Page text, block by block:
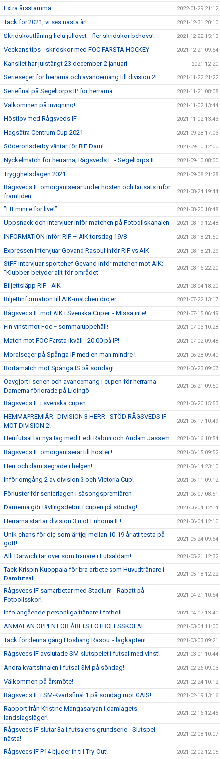
Extra årsstämma 2022-01-29 21:12
Tack för 2021, vi ses nästa år! 2021-12-31 20:10
Skridskoutlåning hela jullovet - fler skridskor behövs! 2021-12-22 15:13
Veckans tips - skridskor med FOC FARSTA HOCKEY 2021-12-21 09:54
Kansliet har julstängt 23 december-2 januari 2021-12-20
Serieseger för herrarna och avancemang till division 2! 2021-11-22 21:22
Seriefinal på Segeltorps IP för herrarna 2021-11-21 08:08
Välkommen på invigning! 2021-11-02 13:44
Höstlov med Rågsveds IF 2021-11-02 13:43
Hagsätra Centrum Cup 2021 2021-09-28 17:03
Söderortsderby väntar för RIF Dam! 2021-09-10 12:00
Nyckelmatch för herrarna; Rågsveds IF - Segeltorps IF 2021-09-10 08:00
Trygghetsdagen 2021 2021-09-08 21:28
Rågsveds IF omorganiserar under hösten och tar sats inför
framtiden
2021-08-24 19:44
”Ett minne för livet” 2021-08-20 18:48
Uppsnack och intervjuer inför matchen på Fotbollskanalen 2021-08-19 12:48
INFORMATION inför: RIF – AIK torsdag 19/8 2021-08-18 21:50
Expressen intervjuar Govand Rasoul inför RIF vs AIK 2021-08-18 21:29
StFF intervjuar sportchef Govand inför matchen mot AIK:
"Klubben betyder allt för området"
2021-08-16 22:20
Biljettsläpp RIF - AIK 2021-08-04 18:20
Biljettinformation till AIK-matchen dröjer 2021-07-22 13:17
Rågsveds IF mot AIK i Svenska Cupen - Missa inte! 2021-07-15 06:49
Fin vinst mot Foc + sommaruppehåll! 2021-07-03 10:28
Match mot FOC Farsta ikväll - 20.00 på IP! 2021-07-02 09:48
Moralseger på Spånga IP med en man mindre ! 2021-06-28 09:40
Bortamatch mot Spånga IS på söndag! 2021-06-23 09:07
Oavgjort i serien och avancemang i cupen för herrarna -
Damerna förlorade på Lidingö
2021-06-21 09:50
Rågsveds IF i svenska cupen 2021-06-20 15:53
HEMMAPREMIÄR I DIVISION 3 HERR - STÖD RÅGSVEDS IF
MOT DIVISION 2!
2021-06-17 10:49
Herrfutsal tar nya tag med Hedi Rabun och Andam Jassem 2021-06-16 10:54
Rågsveds IF omorganiserar till hösten! 2021-06-15 09:52
Herr och dam segrade i helgen! 2021-06-14 23:10
Inför omgång 2 av division 3 och Victoria Cup! 2021-06-11 09:12
Förluster för seniorlagen i säsongspremiären 2021-06-07 08:51
Damerna gör tävlingsdebut i cupen på söndag! 2021-06-04 12:14
Herrarna startar division 3 mot Enhörna IF! 2021-06-04 12:10
Unik chans för dig som är tjej mellan 10-19 år att testa på
golf!
2021-05-24 09:54
Alli Darwich tar över som tränare i Futsaldam! 2021-05-21 12:32
Tack Krispin Kuoppala för bra arbete som Huvudtränare i
Damfutsal!
2021-05-18 12:22
Rågsveds IF samarbetar med Stadium - Rabatt på
Fotbollsskor!
2021-04-21 10:54
Info angående personliga tränare i fotboll 2021-04-07 13:40
ANMÄLAN ÖPPEN FÖR ÅRETS FOTBOLLSSKOLA! 2021-03-04 11:00
Tack för denna gång Hoshang Rasoul - lagkapten! 2021-03-03 09:21
Rågsveds IF avslutade SM-slutspelet i futsal med vinst! 2021-03-01 10:44
Andra kvartsfinalen i futsal-SM på söndag! 2021-02-26 09:03
Välkommen på årsmöte! 2021-02-24 10:12
Rågsveds IF i SM-Kvartsfinal 1 på söndag mot GAIS! 2021-02-19 13:16
Rapport från Kristine Mangasaryan i damlagets
landslagsläger!
2021-02-16 12:45
Rågsveds IF slutar 3a i futsalens grundserie - Slutspel
nästa!
2021-02-08 10:07
Rågsveds IF P14 bjuder in till Try-Out! 2021-02-02 12:05